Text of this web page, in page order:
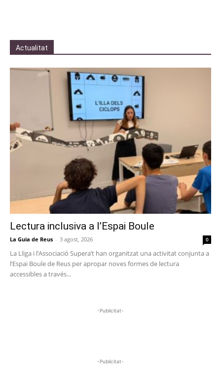
Actualitat
Lectura inclusiva a l’Espai Boule
La Guia de Reus - 3 agost, 2026 0
La Lliga i l’Associació Supera’t han organitzat una activitat conjunta a
l’Espai Boule de Reus per apropar noves formes de lectura
accessibles a través...
-Publicitat-
-Publicitat-